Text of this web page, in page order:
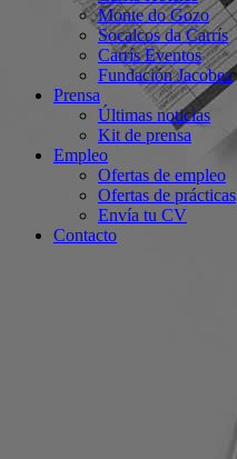
Monte do Gozo
Socalcos da Carrís
Carrís Eventos
Fundación Jacobea
Prensa
Últimas noticias
Kit de prensa
Empleo
Ofertas de empleo
Ofertas de prácticas
Envía tu CV
Contacto